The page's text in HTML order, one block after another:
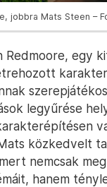
jobbra Mats Steen –
Redmoore, egy
legyűrése
közkedvelt
nemcsak
hanem